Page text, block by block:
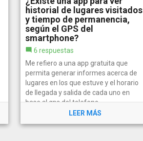
LEER MÁS
historial de lugares visitados
y tiempo de permanencia,
según el GPS del
smartphone?
6 respuestas
Me refiero a una app gratuita que
permita generar informes acerca de
lugares en los que estuve y el horario
de llegada y salida de cada uno en
base al gps del telefono.